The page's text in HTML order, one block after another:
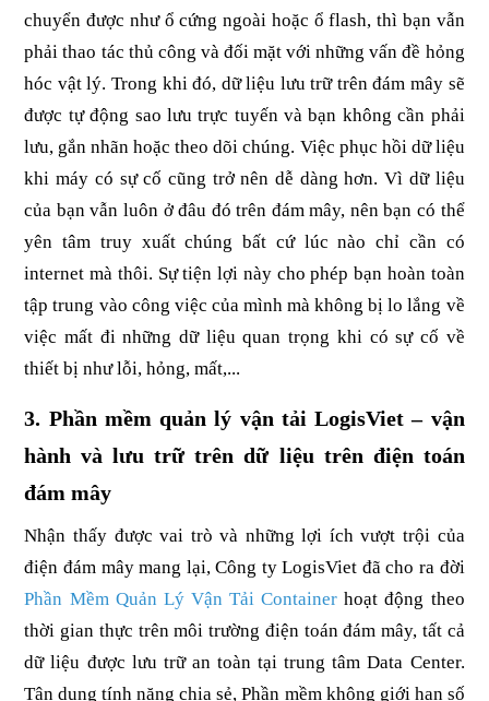
chuyển được như ổ cứng ngoài hoặc ổ flash, thì bạn vẫn
phải thao tác thủ công và đối mặt với những vấn đề hỏng
hóc vật lý. Trong khi đó, dữ liệu lưu trữ trên đám mây sẽ
được tự động sao lưu trực tuyến và bạn không cần phải
lưu, gắn nhãn hoặc theo dõi chúng. Việc phục hồi dữ liệu
khi máy có sự cố cũng trở nên dễ dàng hơn. Vì dữ liệu
của bạn vẫn luôn ở đâu đó trên đám mây, nên bạn có thể
yên tâm truy xuất chúng bất cứ lúc nào chỉ cần có
internet mà thôi. Sự tiện lợi này cho phép bạn hoàn toàn
tập trung vào công việc của mình mà không bị lo lắng về
việc mất đi những dữ liệu quan trọng khi có sự cố về
thiết bị như lỗi, hỏng, mất,...
3. Phần mềm quản lý vận tải LogisViet – vận
hành và lưu trữ trên dữ liệu trên điện toán
đám mây
Nhận thấy được vai trò và những lợi ích vượt trội của
điện đám mây mang lại, Công ty LogisViet đã cho ra đời
Phần Mềm Quản Lý Vận Tải Container hoạt động theo
thời gian thực trên môi trường điện toán đám mây, tất cả
dữ liệu được lưu trữ an toàn tại trung tâm Data Center.
Tận dụng tính năng chia sẻ, Phần mềm không giới hạn số